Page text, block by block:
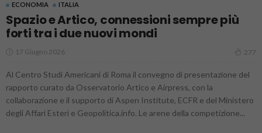
ECONOMIA ITALIA
Spazio e Artico, connessioni sempre più
forti tra i due nuovi mondi
17 Giugno 2026 277
Al Centro Studi Americani di Roma il convegno di presentazione del
rapporto curato da Osservatorio Artico e Airpress, con la
collaborazione e il supporto di Aspen Institute, ECFR e del Ministero
degli Affari Esteri e Geopolitica.info. Le arene della competizione...